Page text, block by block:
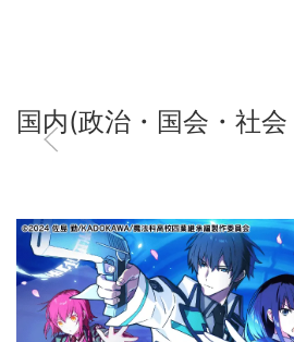
国内(政治・国会・社